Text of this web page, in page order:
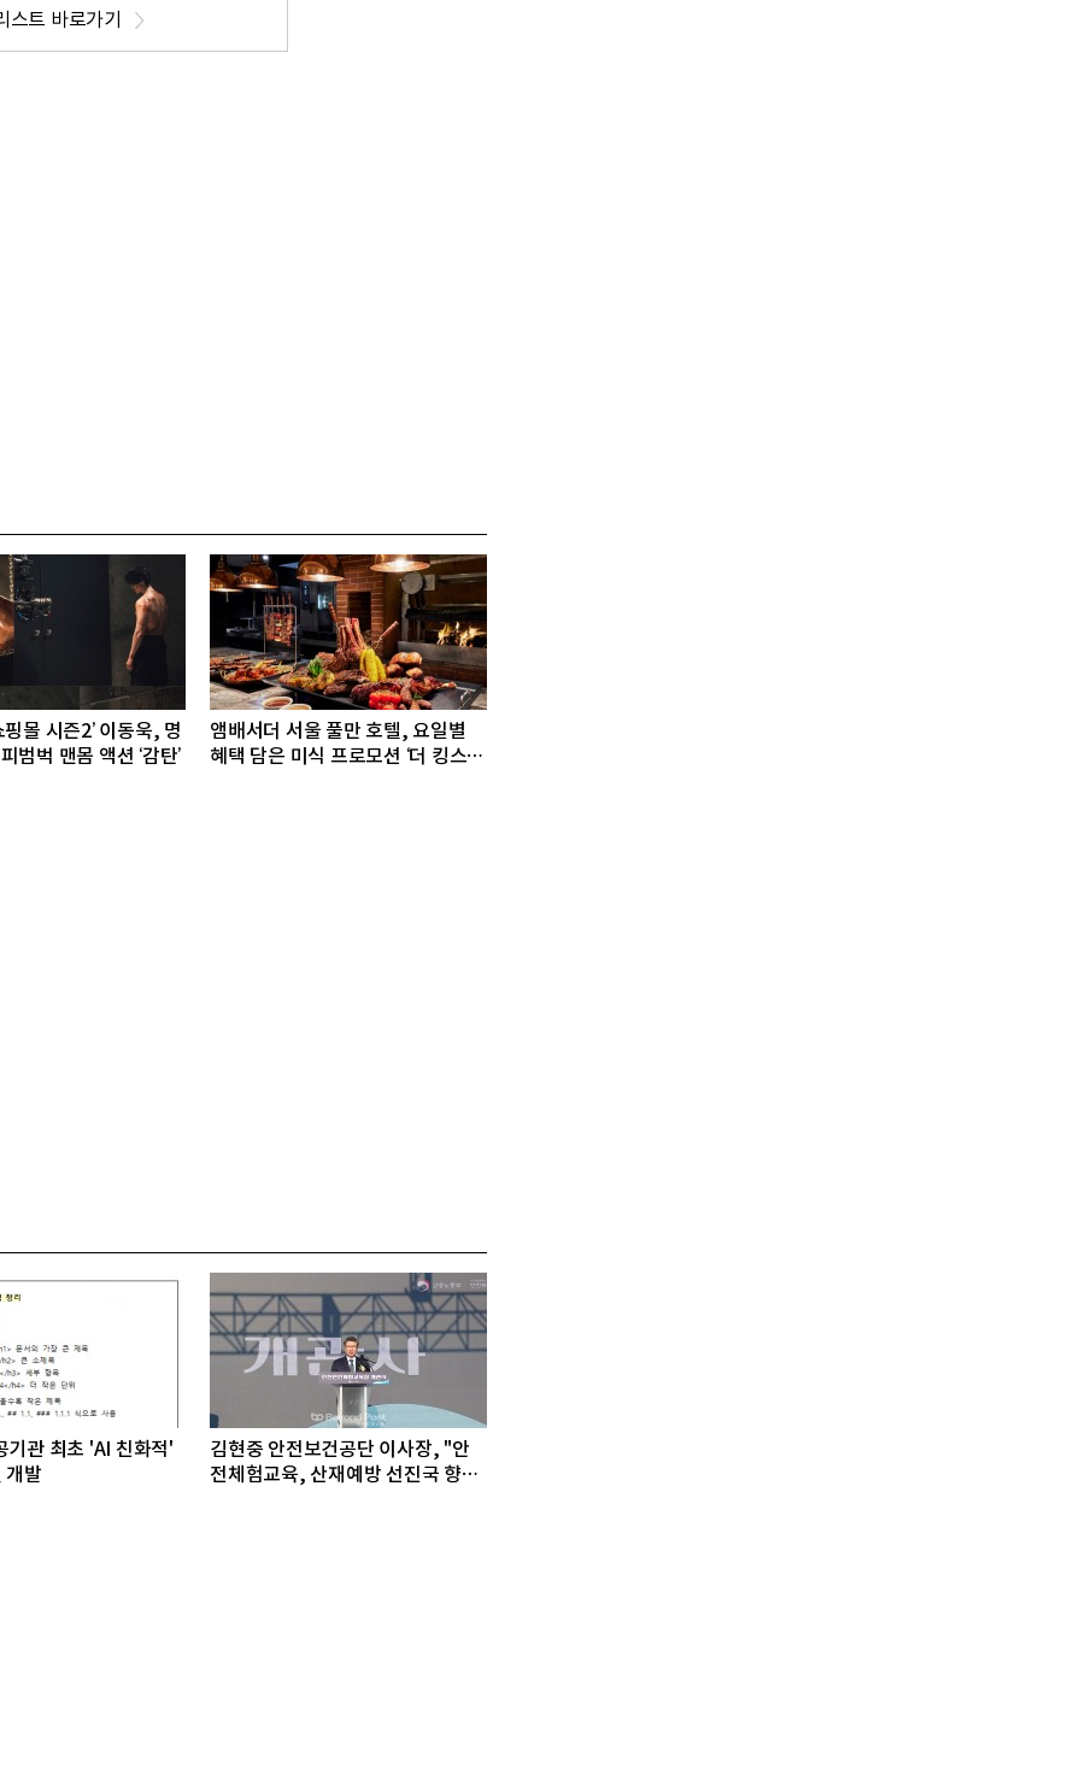
스트 바로가기
핑몰 시즌2’ 이동욱, 명
범벅 맨몸 액션 ‘감탄’
앰배서더 서울 풀만 호텔, 요일별
혜택 담은 미식 프로모션 ‘더 킹스 :
기관 최초 'AI 친화적'
개발
김현중 안전보건공단 이사장, "안
전체험교육, 산재예방 선진국 향한